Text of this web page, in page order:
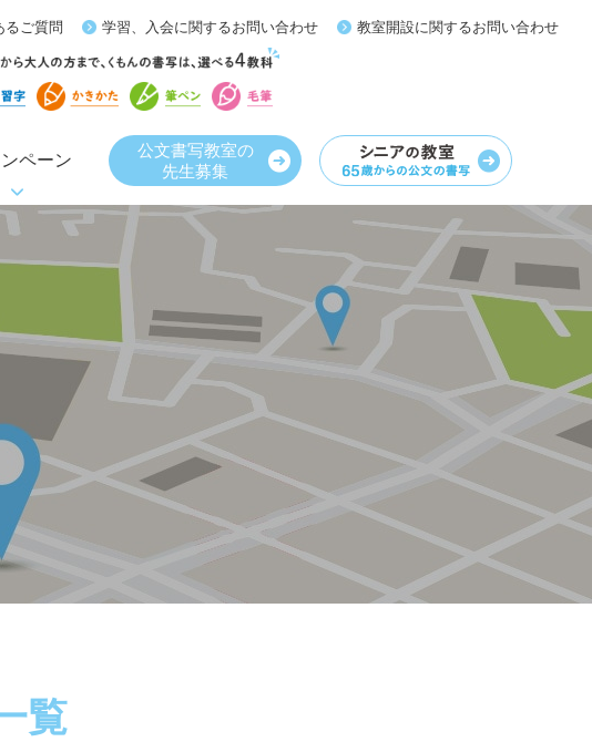
るご質問 学習、入会に関するお問い合わせ 教室開設に関するお問い合わせ
ペーン
公文書写教室の
先生募集
覧